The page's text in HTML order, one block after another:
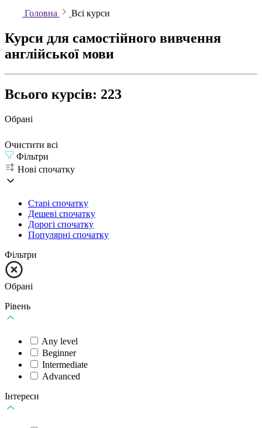
Головна
Всі курси
Курси для самостійного вивчення
англійської мови
Всього курсів: 223
Обрані
Очистити всі
Фільтри
Нові спочатку
Старі спочатку
Дешеві спочатку
Дорогі спочатку
Популярні спочатку
Фільтри
Обрані
Рівень
Any level
Beginner
Intermediate
Аdvanced
Інтереси